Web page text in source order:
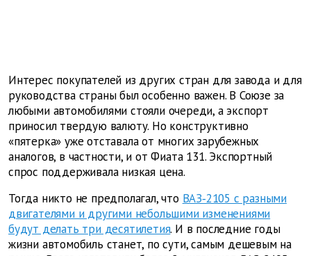
Интерес покупателей из других стран для завода и для
руководства страны был особенно важен. В Союзе за
любыми автомобилями стояли очереди, а экспорт
приносил твердую валюту. Но конструктивно
«пятерка» уже отставала от многих зарубежных
аналогов, в частности, и от Фиата 131. Экспортный
спрос поддерживала низкая цена.
Тогда никто не предполагал, что ВАЗ‑2105 с разными
двигателями и другими небольшими изменениями
будут делать три десятилетия. И в последние годы
жизни автомобиль станет, по сути, самым дешевым на